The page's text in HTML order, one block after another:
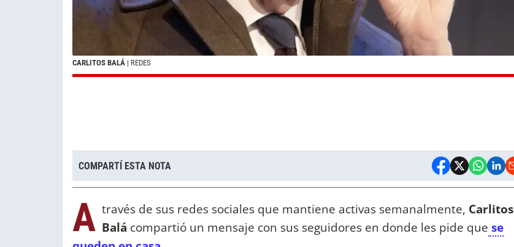
CARLITOS BALÁ | REDES
COMPARTÍ ESTA NOTA
A través de sus redes sociales que mantiene activas semanalmente, Carlitos
Balá compartió un mensaje con sus seguidores en donde les pide que se